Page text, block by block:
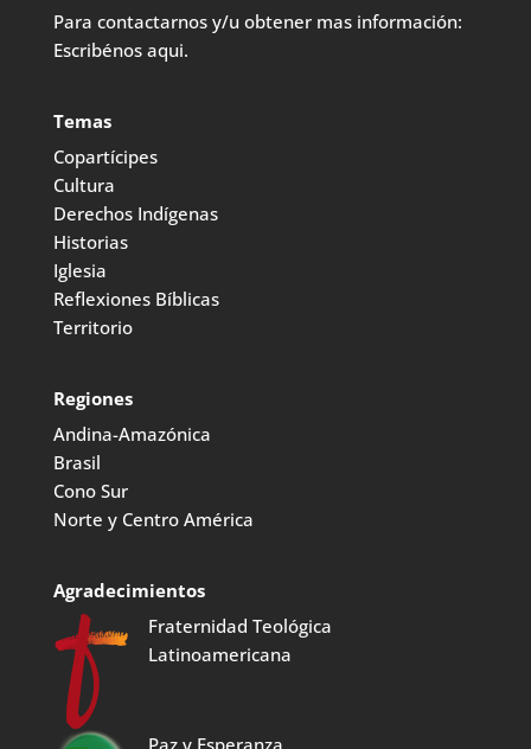
Para contactarnos y/u obtener mas información:
Escribénos aqui.
Temas
Copartícipes
Cultura
Derechos Indígenas
Historias
Iglesia
Reflexiones Bíblicas
Territorio
Regiones
Andina-Amazónica
Brasil
Cono Sur
Norte y Centro América
Agradecimientos
Fraternidad Teológica
Latinoamericana